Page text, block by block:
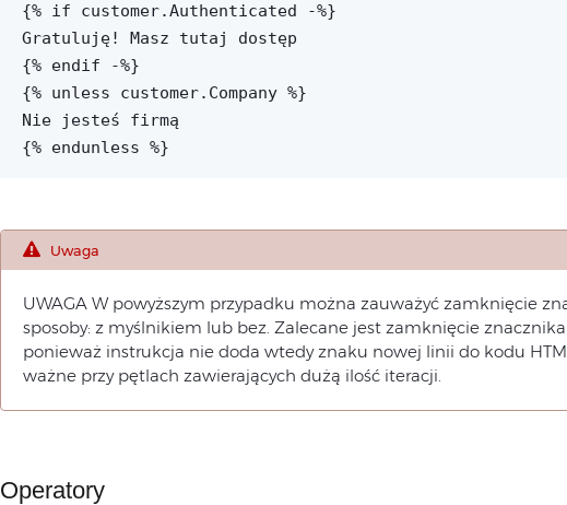
{% if customer.Authenticated -%}
Gratuluję! Masz tutaj dostęp
{% endif -%}
{% unless customer.Company %}
Nie jesteś firmą
{% endunless %}
Uwaga
UWAGA W powyższym przypadku można zauważyć zamknięcie
sposoby: z myślnikiem lub bez. Zalecane jest zamknięcie
ponieważ instrukcja nie doda wtedy znaku nowej linii do kodu
ważne przy pętlach zawierających dużą ilość iteracji.
Operatory